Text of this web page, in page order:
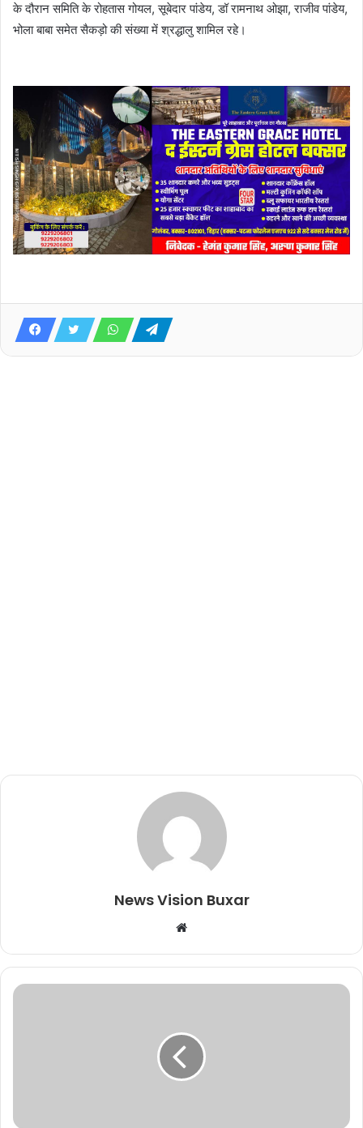
के दौरान समिति के रोहतास गोयल, सूबेदार पांडेय, डॉ रामनाथ ओझा, राजीव पांडेय,
भोला बाबा समेत सैकड़ो की संख्या में श्रद्धालु शामिल रहे।
News Vision Buxar
b
s